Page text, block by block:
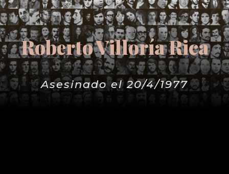
Roberto Villoría Rica
Asesinado el 20/4/1977